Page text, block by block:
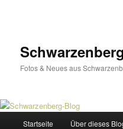
Fotos & Neues aus
Startseite Über dieses